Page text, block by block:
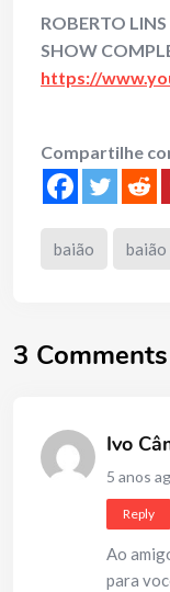
ROBERTO
SHOW
https://
Compartilhe
baião baião
3 Comments
Ivo
5 anos
Reply
Ao
para